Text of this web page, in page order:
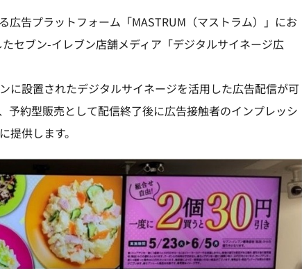
告プラットフォーム「MASTRUM（マストラム）」にお
セブン-イレブン店舗メディア「デジタルサイネージ広
に設置されたデジタルサイネージを活用した広告配信が可
予約型販売として配信終了後に広告接触者のインプレッシ
供します。